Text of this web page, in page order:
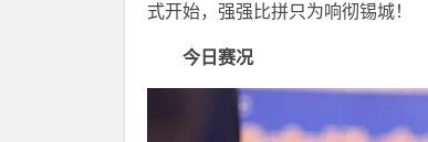
式开始，强强比拼只为响彻锡城！
今日赛况